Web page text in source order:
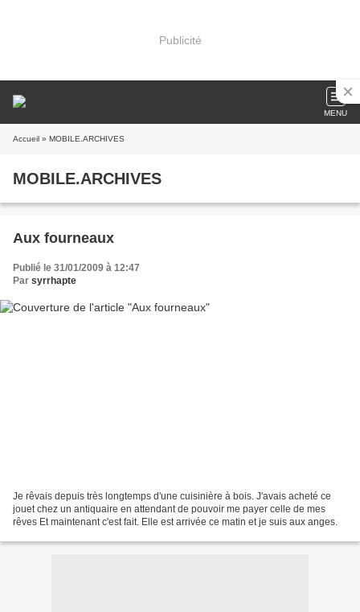
Publicité
MENU
Accueil » MOBILE.ARCHIVES
MOBILE.ARCHIVES
Aux fourneaux
Publié le 31/01/2009 à 12:47
Par syrrhapte
Je rêvais depuis très longtemps d'une cuisinière à bois. J'avais acheté ce
jouet chez un antiquaire en attendant de pouvoir me payer celle de mes
rêves Et maintenant c'est fait. Elle est arrivée ce matin et je suis aux anges.